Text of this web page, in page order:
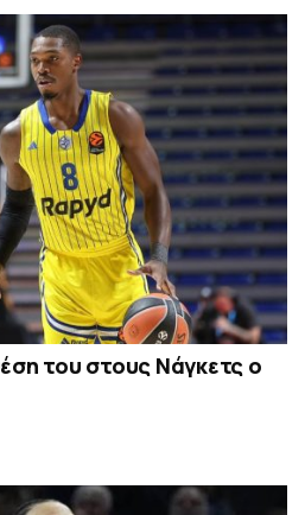
του στους Νάγκετς ο